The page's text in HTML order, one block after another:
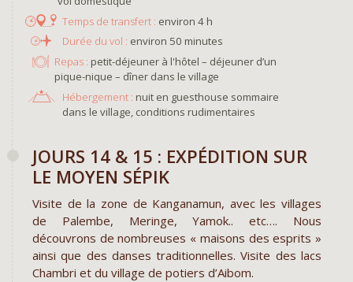
environ 4 h
environ 50 minutes
Repas : petit-déjeuner à l'hôtel – déjeuner d’un
pique-nique – dîner dans le village
Hébergement : nuit en guesthouse sommaire
dans le village, conditions rudimentaires
JOURS 14 & 15 : EXPÉDITION SUR
LE MOYEN SÉPIK
Visite de la zone de Kanganamun, avec les villages
de Palembe, Meringe, Yamok.. etc…. Nous
découvrons de nombreuses « maisons des esprits »
ainsi que des danses traditionnelles. Visite des lacs
Chambri et du village de potiers d’Aibom.